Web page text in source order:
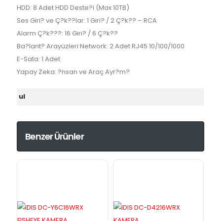
HDD: 8 Adet HDD Deste?i (Max 10TB)
Ses Giri? ve Ç?k??lar: 1 Giri? / 2 Ç?k?? – RCA
Alarm Ç?k???: 16 Giri? / 6 Ç?k??
Ba?lant? Arayüzleri Network: 2 Adet RJ45 10/100/1000
E-Sata: 1 Adet
Yapay Zeka: ?nsan ve Araç Ayr?m?
ul
Benzer Ürünler